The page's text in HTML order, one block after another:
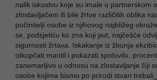
nalik iskustvu koje su imale u partnerskom
zlostavljačem ili bile žrtve različitih oblika
počinitelji osobe iz njihovog najbližeg
se, podsjetiću ko zna koji put, najčešće
sigurnosti žrtava. Iskakanje iz žbunja
otkopčati mantil i pokazati spolovilo,
zanemarljivo u odnosu na zlostavljanje čiji
osobe kojima bismo po prirodi stvari